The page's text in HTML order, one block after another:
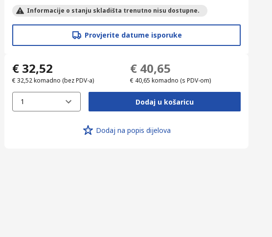
Informacije o stanju skladišta trenutno nisu dostupne.
Provjerite datume isporuke
€ 32,52
€ 32,52komadno (bez PDV-a)
€ 40,65
€ 40,65 komadno (s PDV-om)
1 Dodaj u košaricu
Dodaj na popis dijelova